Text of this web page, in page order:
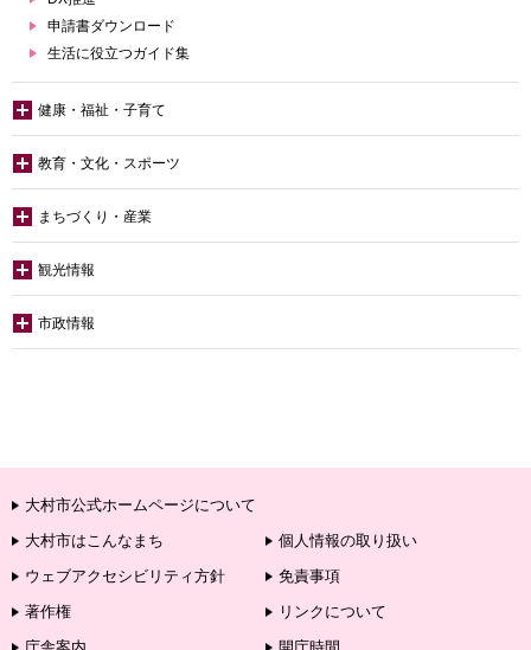
申請書ダウンロード
生活に役立つガイド集
健康・福祉・子育て
教育・文化・スポーツ
まちづくり・産業
観光情報
市政情報
大村市公式ホームページについて
大村市はこんなまち
個人情報の取り扱い
ウェブアクセシビリティ方針
免責事項
著作権
リンクについて